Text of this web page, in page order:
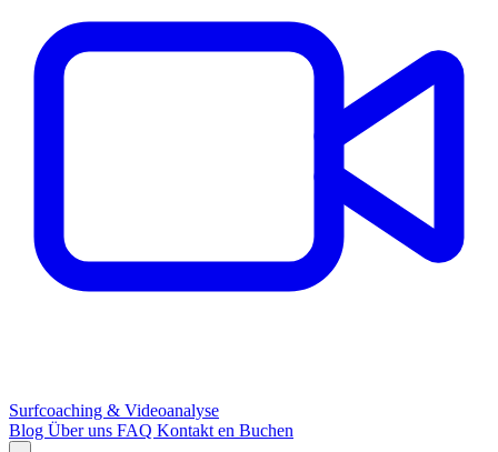
Surfcoaching & Videoanalyse
Blog Über uns FAQ Kontakten Buchen